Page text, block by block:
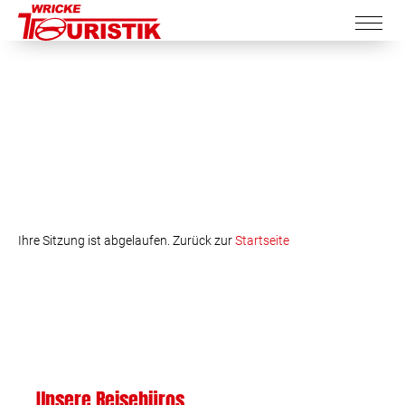
Ihre Sitzung ist abgelaufen. Zurück zurStartseite